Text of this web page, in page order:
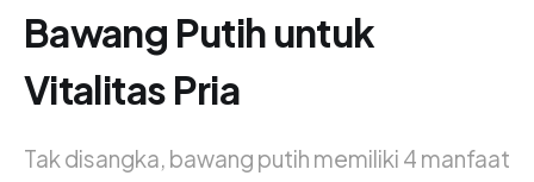
Bawang Putih untuk
Vitalitas Pria
Tak disangka, bawang putih memiliki 4 manfaat